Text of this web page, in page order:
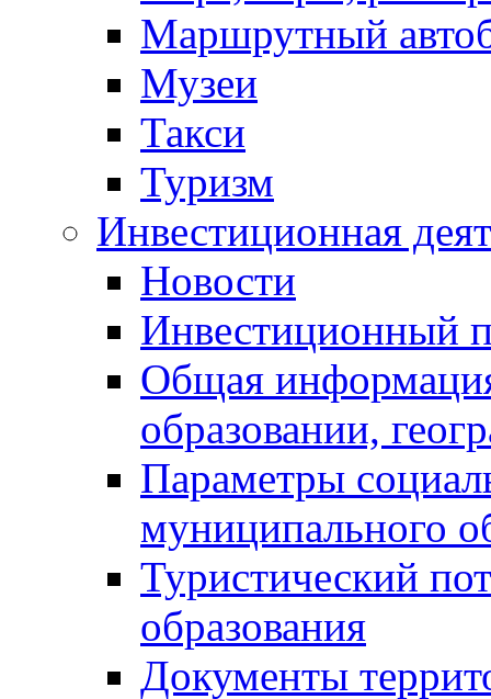
Маршрутный
Музеи
Такси
Туризм
Инвестиционная
Новости
Инвестиционный
Общая
образовании,
Параметры
муниципального
Туристический
образования
Документы